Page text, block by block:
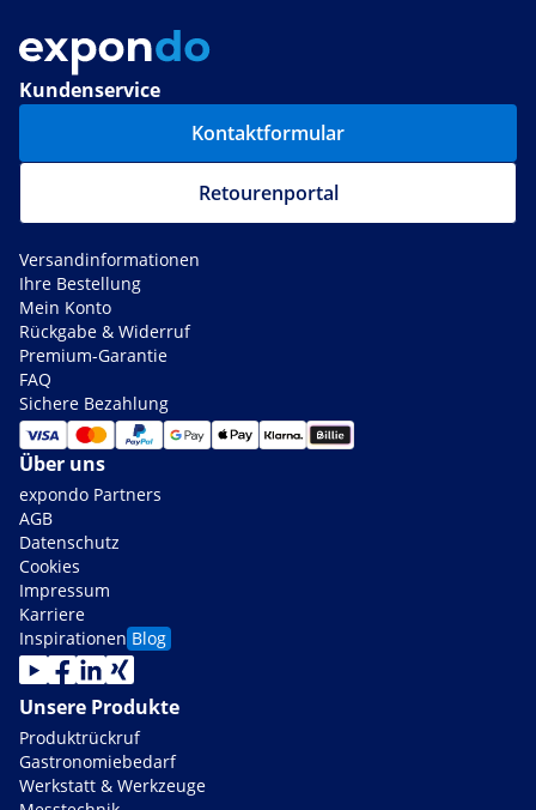
Kundenservice
Kontaktformular
Retourenportal
Versandinformationen
Ihre Bestellung
Mein Konto
Rückgabe & Widerruf
Premium-Garantie
FAQ
Sichere Bezahlung
Über uns
expondo Partners
AGB
Datenschutz
Cookies
Impressum
Karriere
Inspirationen Blog
Unsere Produkte
Produktrückruf
Gastronomiebedarf
Werkstatt & Werkzeuge